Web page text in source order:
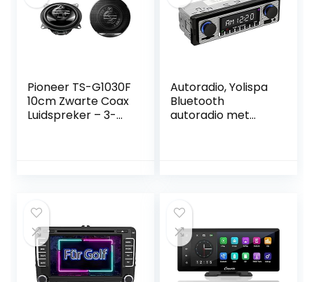
Pioneer TS-G1030F
10cm Zwarte Coax
Luidspreker – 3-
Autoradio, Yolispa
Bluetooth
autoradio met
met
afstandsbediening